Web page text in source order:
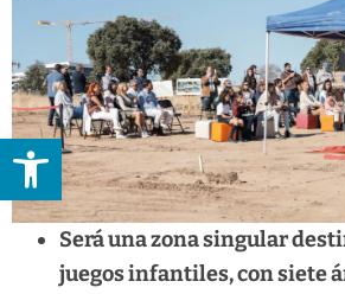
Abrir barra de
Será una zona singular
juegos infantiles, con siete